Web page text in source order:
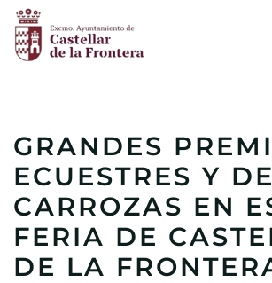
Skip to main content
GRANDES
ECUESTRES Y DE
CARROZAS EN
FERIA DE
DE LA